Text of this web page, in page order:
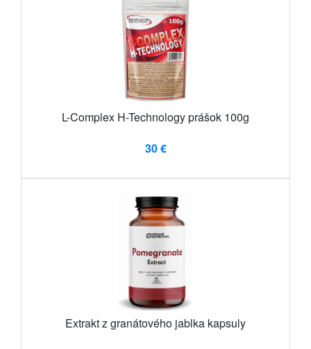
L-Complex H-Technology prášok 100g
30 €
Extrakt z granátového jablka kapsuly